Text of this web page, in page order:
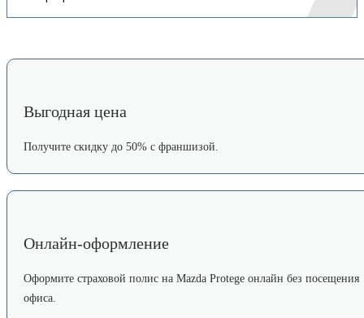
Выгодная цена
Получите скидку до 50% с франшизой.
Онлайн-оформление
Оформите страховой полис на Mazda Protege онлайн без посещения
офиса.